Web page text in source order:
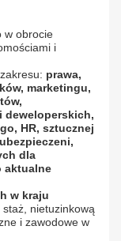
w obrocie
i
prawa,
marketingu,
deweloperskich,
HR, sztucznej
dla
aktualne
w kraju
staż, nietuzinkową
i zawodowe w